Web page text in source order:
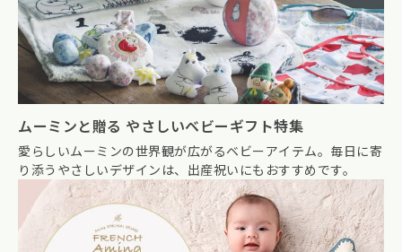
ムーミンと贈る やさしいベビーギフト特集
愛らしいムーミンの世界観が広がるベビーアイテム。毎日に寄
り添うやさしいデザインは、出産祝いにもおすすめです。